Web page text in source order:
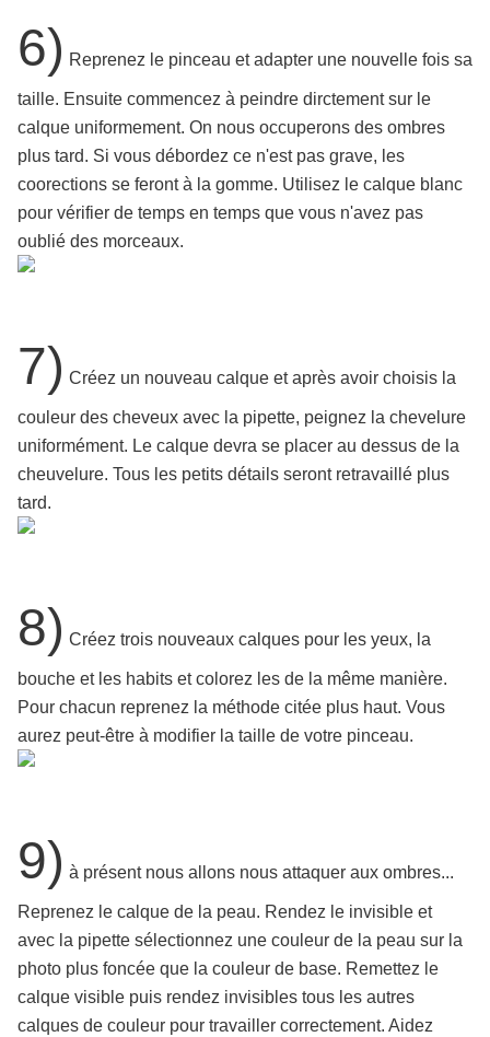
6) Reprenez le pinceau et adapter une nouvelle fois sa
taille. Ensuite commencez à peindre dirctement sur le
calque uniformement. On nous occuperons des ombres
plus tard. Si vous débordez ce n'est pas grave, les
coorections se feront à la gomme. Utilisez le calque blanc
pour vérifier de temps en temps que vous n'avez pas
oublié des morceaux.
7) Créez un nouveau calque et après avoir choisis la
couleur des cheveux avec la pipette, peignez la chevelure
uniformément. Le calque devra se placer au dessus de la
cheuvelure. Tous les petits détails seront retravaillé plus
tard.
8) Créez trois nouveaux calques pour les yeux, la
bouche et les habits et colorez les de la même manière.
Pour chacun reprenez la méthode citée plus haut. Vous
aurez peut-être à modifier la taille de votre pinceau.
9) à présent nous allons nous attaquer aux ombres...
Reprenez le calque de la peau. Rendez le invisible et
avec la pipette sélectionnez une couleur de la peau sur la
photo plus foncée que la couleur de base. Remettez le
calque visible puis rendez invisibles tous les autres
calques de couleur pour travailler correctement. Aidez